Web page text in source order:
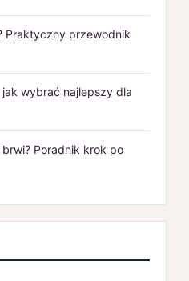
Praktyczny przewodnik
wybrać najlepszy dla
Poradnik krok po